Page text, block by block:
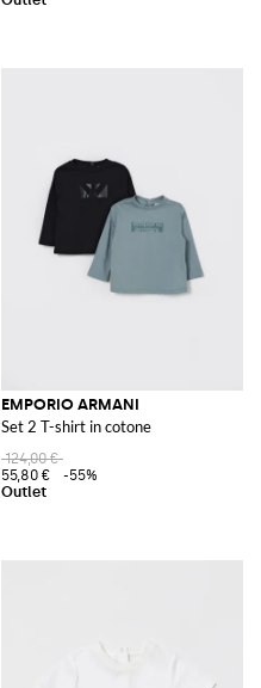
EMPORIO ARMANI
Set 2 T-shirt in cotone
124,00 €
55,80 €
-55%